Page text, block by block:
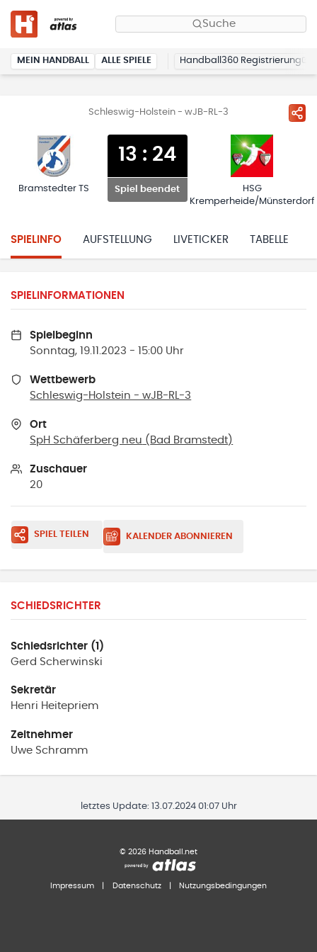
Suche
MEIN HANDBALL ALLE SPIELE Handball360 Registrierung
Schleswig-Holstein - wJB-RL-3
Bramstedter TS
13 : 24
Spiel beendet
HSG
Kremperheide/Münsterdorf
SPIELINFO AUFSTELLUNG LIVETICKER TABELLE
SPIELINFORMATIONEN
Spielbeginn
Sonntag, 19.11.2023 - 15:00 Uhr
Wettbewerb
Schleswig-Holstein - wJB-RL-3
Ort
SpH Schäferberg neu ( Bad Bramstedt )
Zuschauer
20
SPIEL TEILEN KALENDER ABONNIEREN
SCHIEDSRICHTER
Schiedsrichter (1)
Gerd Scherwinski
Sekretär
Henri Heitepriem
Zeitnehmer
Uwe Schramm
letztes Update: 13.07.2024 01:07 Uhr
© 2026 Handball.net
Impressum Datenschutz Nutzungsbedingungen